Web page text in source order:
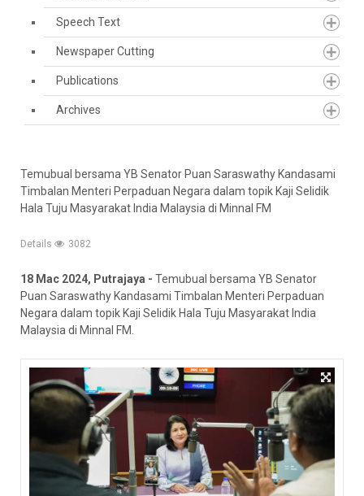
Speech Text
Newspaper Cutting
Publications
Archives
Temubual bersama YB Senator Puan Saraswathy Kandasami
Timbalan Menteri Perpaduan Negara dalam topik Kaji Selidik
Hala Tuju Masyarakat India Malaysia di Minnal FM
Details 3082
18 Mac 2024, Putrajaya - Temubual bersama YB Senator
Puan Saraswathy Kandasami Timbalan Menteri Perpaduan
Negara dalam topik Kaji Selidik Hala Tuju Masyarakat India
Malaysia di Minnal FM.